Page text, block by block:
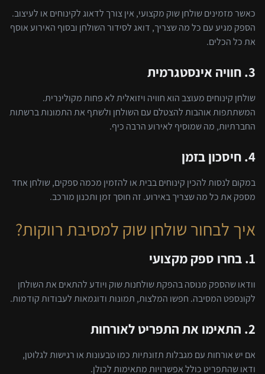
כאשר מזמינים שולחן שוק מקצועי, אין צורך לדאוג לקינוחים או לעיצוב.
הספק מגיע עם כל מה שצריך, דואג לסידור השולחן ובסוף האירוע אוסף
את כל הכלים.
3. חוויה אינסטגרמית
שולחן קינוחים מעוצב הוא חוויה ויזואלית לא פחות מקולינרית.
המשתתפות אוהבות להצטלם עם השולחן ולשתף את התמונות ברשתות
החברתיות, מה שמוסיף לאירוע הרבה כיף.
4. חיסכון בזמן
במקום לנסות להכין קינוחים בבית או להזמין מכמה ספקים, שולחן אחד
מספק את כל מה שצריך באירוע. זה חוסך זמן ותכנון מורכב.
איך לבחור שולחן שוק למסיבת רווקות?
1. בחרו ספק מקצועי
וודאו שהספק מנוסה בהפקת שולחנות שוק ויודע להתאים את השולחן
לקונספט המסיבה. חפשו המלצות, תמונות ודוגמאות לעבודות קודמות.
2. התאימו את התפריט לאורחות
אם יש אורחות עם מגבלות תזונתיות כמו טבעונות או רגישות לגלוטן,
ודאו שהתפריט כולל אפשרויות מתאימות לכולן.